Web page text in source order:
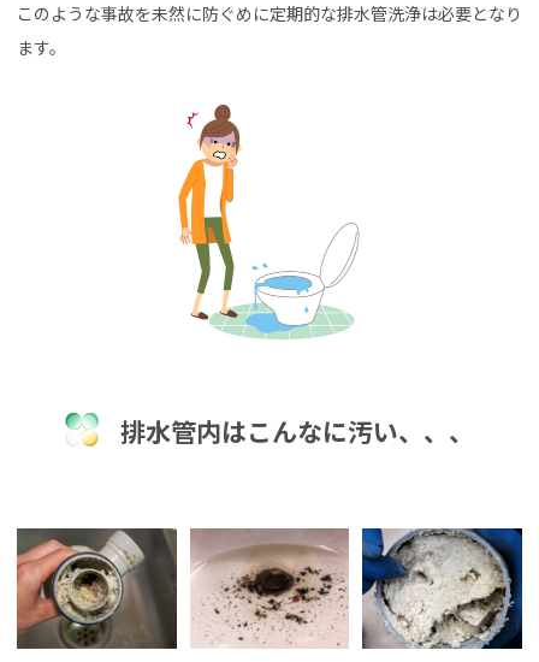
このような事故を未然に防ぐめに定期的な排水管洗浄は必要となり
ます。
排水管内はこんなに汚い、、、